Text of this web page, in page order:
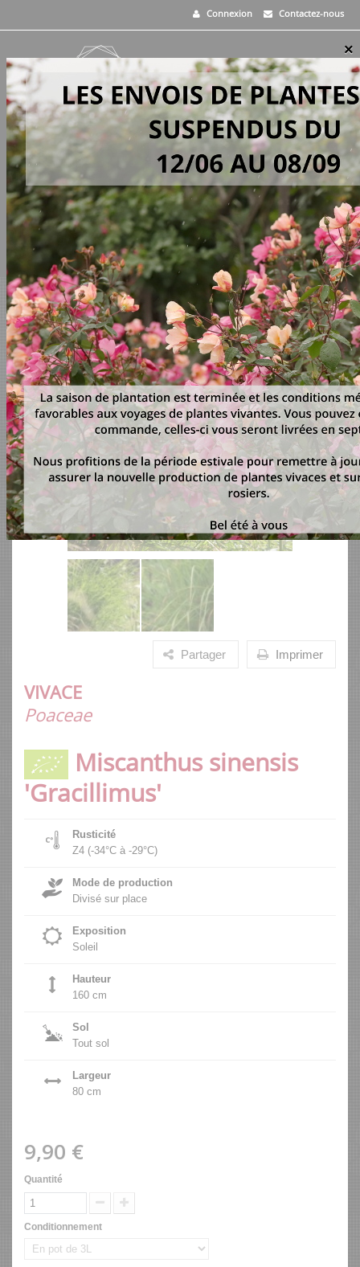
Contactez-nous
Connexion
MENU
PANIER
0
×
> Vivaces > Miscanthus sinensis 'Gracillimus'
EN STOCK
Imprimer
Partager
VIVACE
Poaceae
Miscanthus sinensis
'Gracillimus'
Rusticité
Z4 (-34°C à -29°C)
Mode de production
Divisé sur place
Exposition
Soleil
Hauteur
160 cm
Sol
Tout sol
Largeur
80 cm
9,90 €
Quantité
Conditionnement